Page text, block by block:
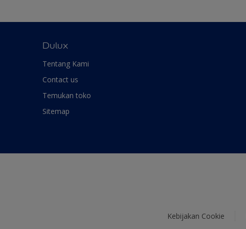
Dulux
Tentang Kami
Contact us
Temukan toko
Sitemap
Kebijakan Cookie